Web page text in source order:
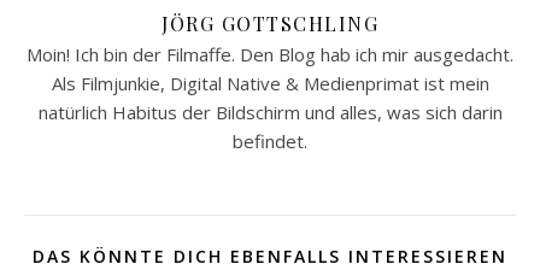
JÖRG GOTTSCHLING
Moin! Ich bin der Filmaffe. Den Blog hab ich mir ausgedacht.
Als Filmjunkie, Digital Native & Medienprimat ist mein
natürlich Habitus der Bildschirm und alles, was sich darin
befindet.
DAS KÖNNTE DICH EBENFALLS INTERESSIEREN